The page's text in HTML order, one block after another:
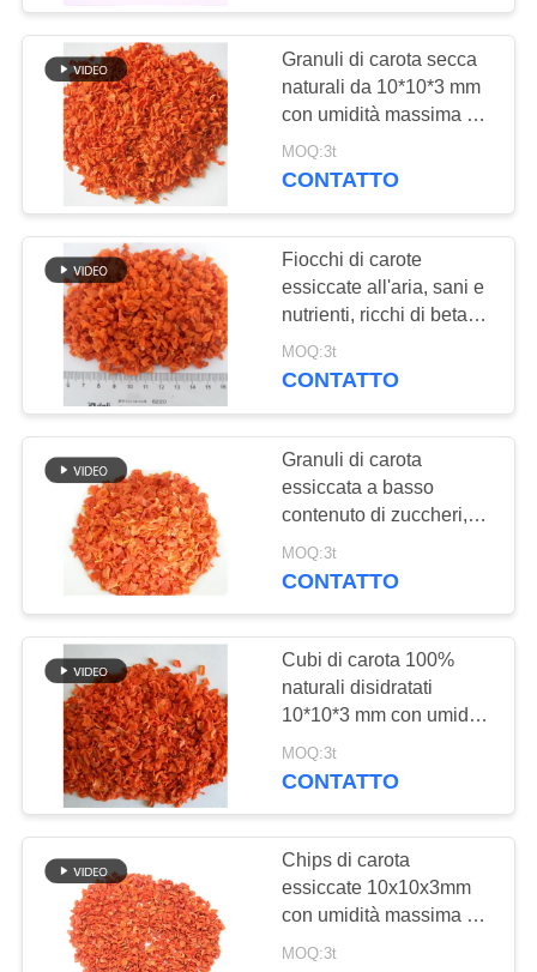
NORME
SULLA
PRIVACY
Polvere pura del
Wasabi
Chip secchi della
carota
58
Fiocchi secchi della
sarda
Funghi di shiitake
secchi
Granuli di carota secca
naturali da 10*10*3 mm
con umidità massima del
7% HACCP HALAL
ISO9000 FDA Certificato
MOQ:3t
CONTATTO
Fiocchi di carote
essiccate all'aria, sani e
nutrienti, ricchi di beta-
carotene, con
reidratazione rapida e
MOQ:3t
CONTATTO
Granuli di carota
essiccata a basso
contenuto di zuccheri,
certificati ISO HACCP
HALAL, in confezione
MOQ:3t
CONTATTO
Cubi di carota 100%
naturali disidratati
10*10*3 mm con umidità
massima del 7% per
zuppe e piatti pronti
MOQ:3t
CONTATTO
Chips di carota
essiccate 10x10x3mm
con umidità massima del
7% e colore rosso
MOQ:3t